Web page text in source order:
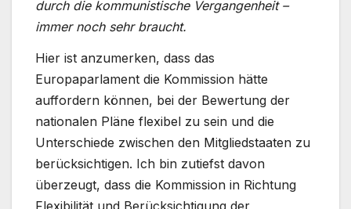
durch die kommunistische Vergangenheit –
immer noch sehr braucht.
Hier ist anzumerken, dass das
Europaparlament die Kommission hätte
auffordern können, bei der Bewertung der
nationalen Pläne flexibel zu sein und die
Unterschiede zwischen den Mitgliedstaaten zu
berücksichtigen. Ich bin zutiefst davon
überzeugt, dass die Kommission in Richtung
Flexibilität und Berücksichtigung der